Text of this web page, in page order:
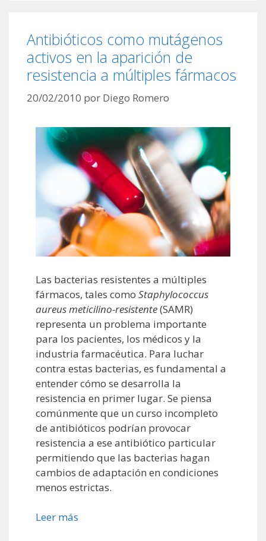
Antibióticos como mutágenos
activos en la aparición de
resistencia a múltiples fármacos
20/02/2010 por Diego Romero
Las bacterias resistentes a múltiples
fármacos, tales como Staphylococcus
aureus meticilino-resistente(SAMR)
representa un problema importante
para los pacientes, los médicos y la
industria farmacéutica. Para luchar
contra estas bacterias, es fundamental a
entender cómo se desarrolla la
resistencia en primer lugar. Se piensa
comúnmente que un curso incompleto
de antibióticos podrían provocar
resistencia a ese antibiótico particular
permitiendo que las bacterias hagan
cambios de adaptación en condiciones
menos estrictas.
Leer más